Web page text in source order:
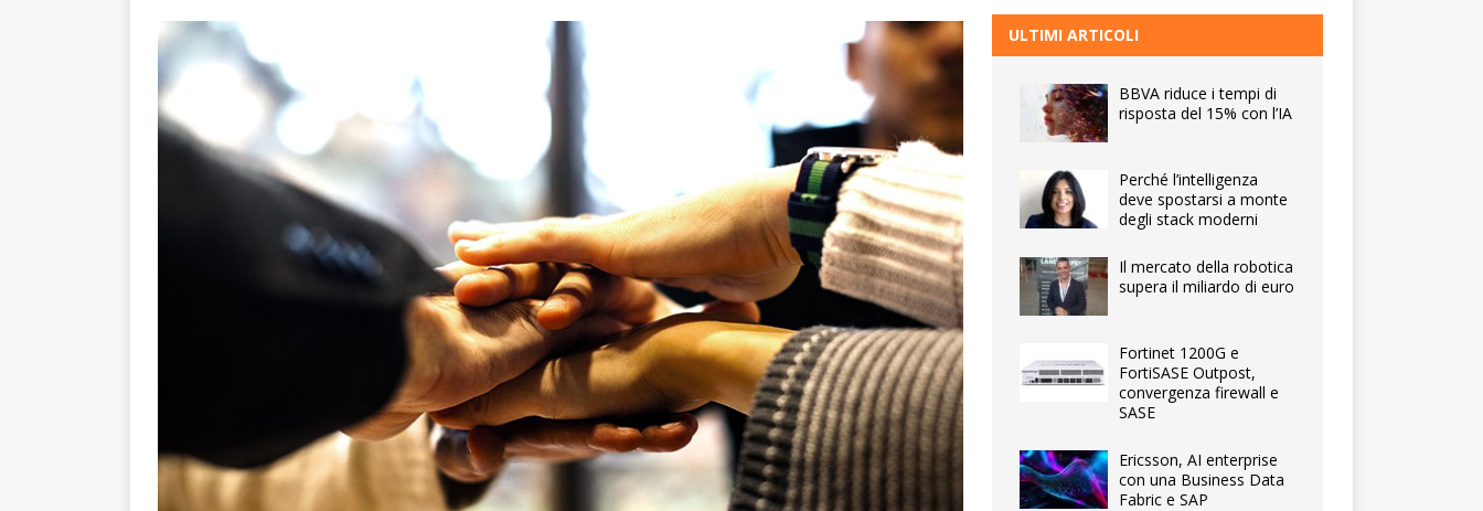
ULTIMI ARTICOLI
BBVA riduce i tempi di
risposta del 15% con l’IA
Perché l’intelligenza
deve spostarsi a monte
degli stack moderni
Il mercato della robotica
supera il miliardo di euro
Fortinet 1200G e
FortiSASE Outpost,
convergenza firewall e
SASE
Ericsson, AI enterprise
con una Business Data
Fabric e SAP